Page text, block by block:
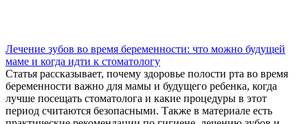
Лечение зубов во время беременности: что можно будущей
маме и когда идти к стоматологу
Статья рассказывает, почему здоровье полости рта во время
беременности важно для мамы и будущего ребенка, когда
лучше посещать стоматолога и какие процедуры в этот
период считаются безопасными. Также в материале есть